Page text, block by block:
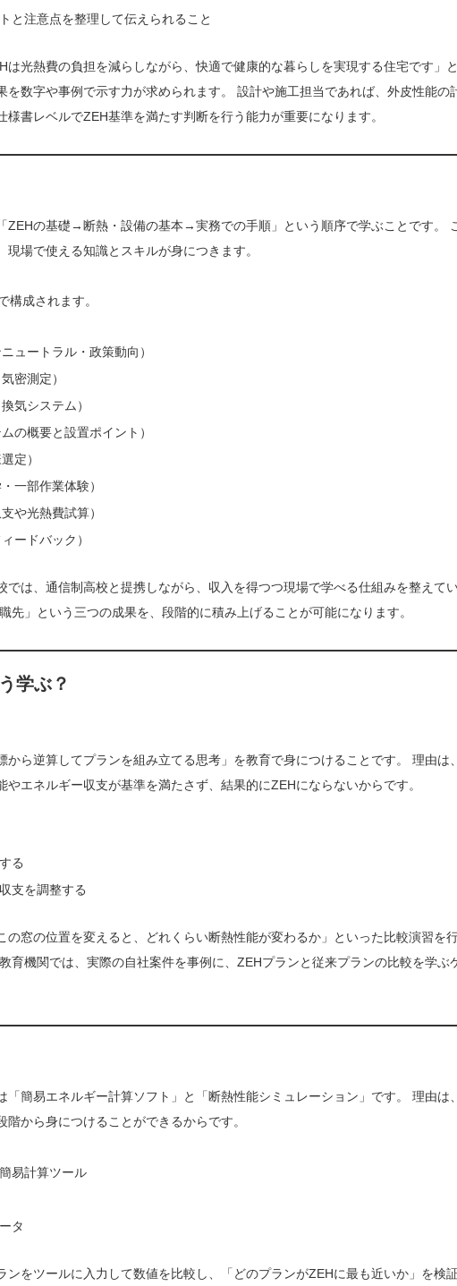
と注意点を整理して伝えられること
光熱費の負担を減らしながら、快適で健康的な暮らしを実現する住宅です」
数字や事例で示す力が求められます。 設計や施工担当であれば、外皮性能の
書レベルでZEH基準を満たす判断を行う能力が重要になります。
ZEHの基礎→断熱・設備の基本→実務での手順」という順序で学ぶことです。
場で使える知識とスキルが身につきます。
構成されます。
ュートラル・政策動向）
密測定）
気システム）
の概要と設置ポイント）
定）
一部作業体験）
や光熱費試算）
ードバック）
は、通信制高校と提携しながら、収入を得つつ現場で学べる仕組みを整えて
」という三つの成果を、段階的に積み上げることが可能になります。
学ぶ？
ら逆算してプランを組み立てる思考」を教育で身につけることです。 理由は
エネルギー収支が基準を満たさず、結果的にZEHにならないからです。
る
支を調整する
窓の位置を変えると、どれくらい断熱性能が変わるか」といった比較演習を
育機関では、実際の自社案件を事例に、ZEHプランと従来プランの比較を学ぶ
簡易エネルギー計算ソフト」と「断熱性能シミュレーション」です。 理由は
から身につけることができるからです。
易計算ツール
タ
をツールに入力して数値を比較し、「どのプランがZEHに最も近いか」を検